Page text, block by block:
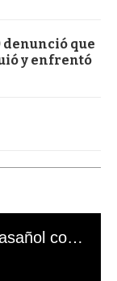
denunció que
y enfrentó
El mal momento de Yanina Gasañol con un hincha argentino en "Subrayado"